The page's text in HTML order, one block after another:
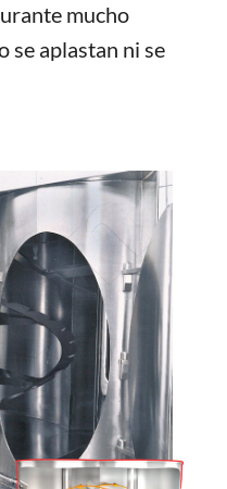
mucho
se aplastan ni se